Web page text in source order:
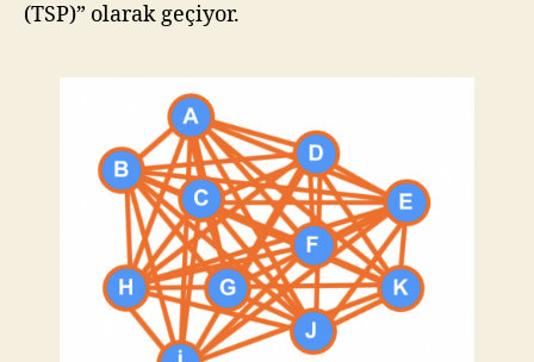
(TSP)” olarak geçiyor.